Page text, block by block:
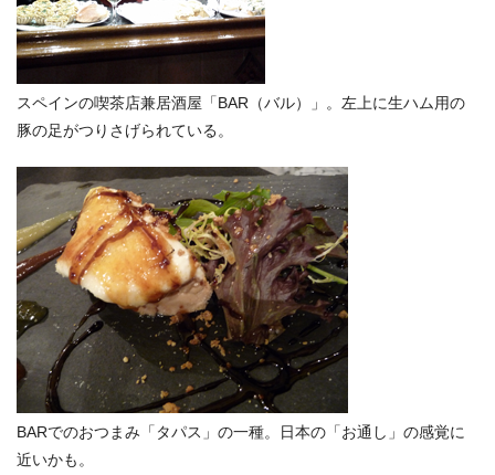
スペインの喫茶店兼居酒屋「BAR（バル）」。左上に生ハム用の
豚の足がつりさげられている。
BARでのおつまみ「タパス」の一種。日本の「お通し」の感覚に
近いかも。